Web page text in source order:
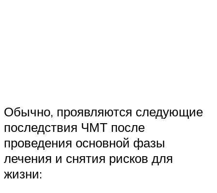
Обычно, проявляются следующие
последствия ЧМТ после
проведения основной фазы
лечения и снятия рисков для
жизни: